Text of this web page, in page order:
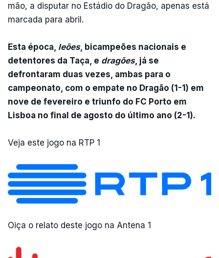
mão, a disputar no Estádio do Dragão, apenas está
marcada para abril.
Esta época, leões, bicampeões nacionais e
detentores da Taça, e dragões, já se
defrontaram duas vezes, ambas para o
campeonato, com o empate no Dragão (1-1) em
nove de fevereiro e triunfo do FC Porto em
Lisboa no final de agosto do último ano (2-1).
Veja este jogo na RTP 1
Oiça o relato deste jogo na Antena 1